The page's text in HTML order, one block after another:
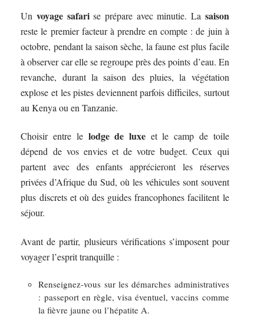
Unvoyage safarise prépare avec minutie. La saison
reste le premier facteur à prendre en compte : de juin à
octobre, pendant la saison sèche, la faune est plus facile
à observer car elle se regroupe près des points d’eau. En
revanche, durant la saison des pluies, la végétation
explose et les pistes deviennent parfois difficiles, surtout
au Kenya ou en Tanzanie.
Choisir entre le lodge de luxe et le camp de toile
dépend de vos envies et de votre budget. Ceux qui
partent avec des enfants apprécieront les réserves
privées d’Afrique du Sud, où les véhicules sont souvent
plus discrets et où des guides francophones facilitent le
séjour.
Avant de partir, plusieurs vérifications s’imposent pour
voyager l’esprit tranquille :
Renseignez-vous sur les démarches administratives
: passeport en règle, visa éventuel, vaccins comme
la fièvre jaune ou l’hépatite A.